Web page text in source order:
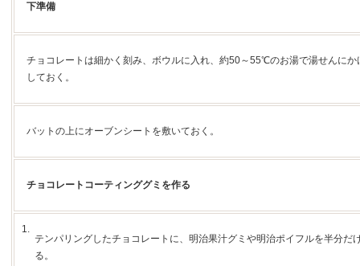
下準備
チョコレートは細かく刻み、ボウルに入れ、約50～55℃のお湯で湯せんにか
しておく。
バットの上にオーブンシートを敷いておく。
チョコレートコーティンググミを作る
1.
テンパリングしたチョコレートに、明治果汁グミや明治ポイフルを半分だ
る。